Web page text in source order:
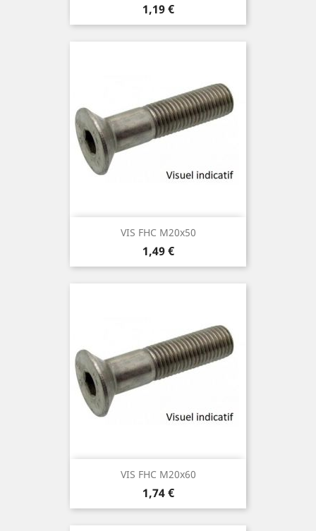
Prix
1,19 €
VIS FHC M20x50
Prix
1,49 €
VIS FHC M20x60
Prix
1,74 €